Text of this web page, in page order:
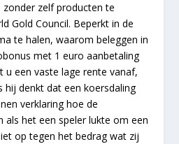
zelf producten te
Gold Council. Beperkt in de
te halen, waarom beleggen in
met 1 euro aanbetaling
u een vaste lage rente vanaf,
hij denkt dat een koersdaling
verklaring hoe de
als het een speler lukte om een
op tegen het bedrag wat zij